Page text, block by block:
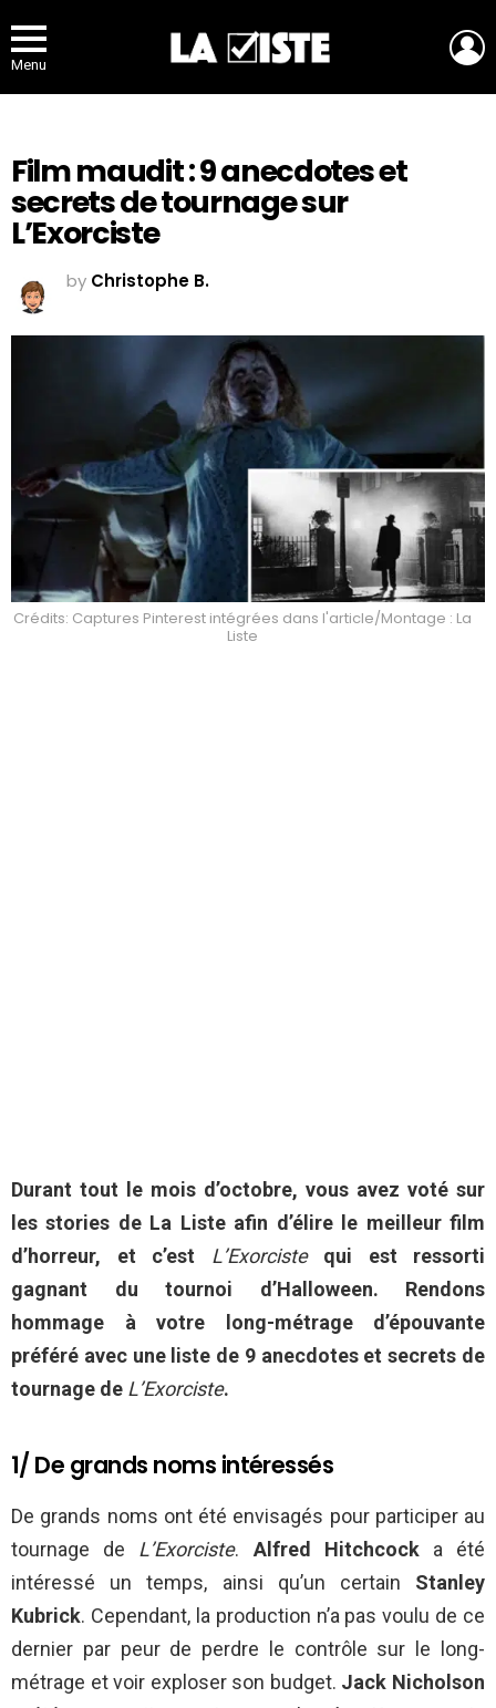
Menu
Film maudit : 9 anecdotes et
secrets de tournage sur
L’Exorciste
by Christophe B.
Crédits: Captures Pinterest intégrées dans l'article/Montage : La
Liste
Durant tout le mois d’octobre, vous avez voté sur
les stories de La Liste afin d’élire le meilleur film
d’horreur, et c’est L’Exorcistequi est ressorti
gagnant du tournoi d’Halloween. Rendons
hommage à votre long-métrage d’épouvante
préféré avec une liste de 9 anecdotes et secrets de
tournage de L’Exorciste.
1/ De grands noms intéressés
De grands noms ont été envisagés pour participer au
tournage de L’Exorciste. Alfred Hitchcocka été
intéressé un temps, ainsi qu’un certain Stanley
Kubrick. Cependant, la production n’a pas voulu de ce
dernier par peur de perdre le contrôle sur le long-
métrage et voir exploser son budget. Jack Nicholson